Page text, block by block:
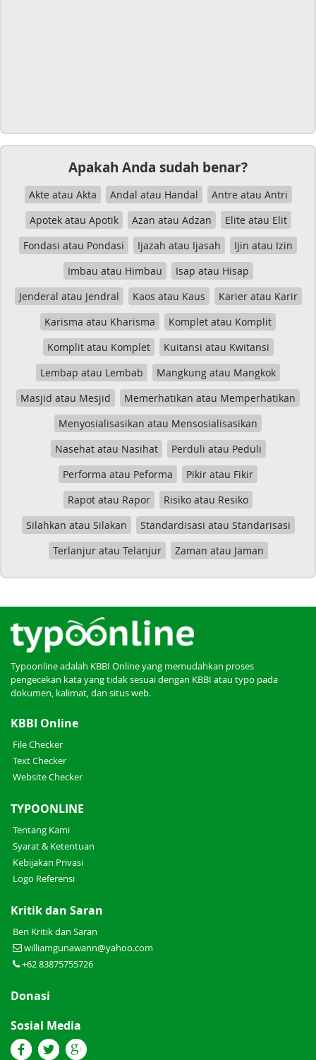
Apakah Anda sudah benar?
Akte atau Akta Andal atau Handal
Antre atau Antri
Apotek atau Apotik
Azan atau Adzan
Elite atau Elit
Fondasi atau Pondasi
Ijazah atau Ijasah
Ijin atau Izin
Imbau atau Himbau
Isap atau Hisap
Jenderal atau Jendral
Kaos atau Kaus
Karier atau Karir
Karisma atau Kharisma
Komplet atau Komplit
Komplit atau Komplet
Kuitansi atau Kwitansi
Lembap atau Lembab
Mangkung atau Mangkok
Masjid atau Mesjid
Memerhatikan atau Memperhatikan
Menyosialisasikan atau Mensosialisasikan
Nasehat atau Nasihat
Perduli atau Peduli
Performa atau Peforma
Pikir atau Fikir
Rapot atau Rapor
Risiko atau Resiko
Silahkan atau Silakan
Standardisasi atau Standarisasi
Terlanjur atau Telanjur
Zaman atau Jaman
Typoonline adalah KBBI Online yang memudahkan proses
pengecekan kata yang tidak sesuai dengan KBBI atau typo pada
dokumen, kalimat, dan situs web.
KBBI Online
File Checker
Text Checker
Website Checker
TYPOONLINE
Tentang Kami
Syarat & Ketentuan
Kebijakan Privasi
Logo Referensi
Kritik dan Saran
Beri Kritik dan Saran
williamgunawann@yahoo.com
+62 83875755726
Donasi
Sosial Media